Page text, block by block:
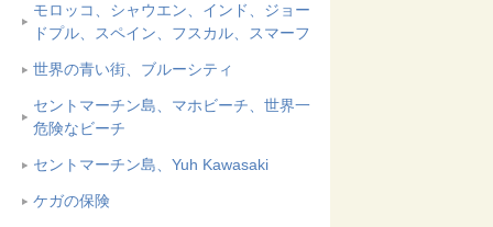
モロッコ、シャウエン、インド、ジョー
ドプル、スペイン、フスカル、スマーフ
世界の青い街、ブルーシティ
セントマーチン島、マホビーチ、世界一
危険なビーチ
セントマーチン島、Yuh Kawasaki
ケガの保険